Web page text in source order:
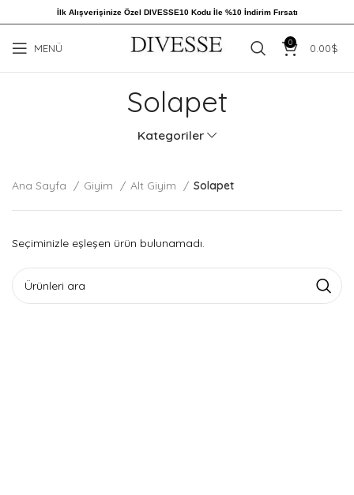
İlk Alışverişinize Özel DIVESSE10 Kodu İle %10 İndirim Fırsatı
MENÜ 0 0.00$
Solapet
Kategoriler
Ana Sayfa Giyim Alt Giyim Solapet
Seçiminizle eşleşen ürün bulunamadı.